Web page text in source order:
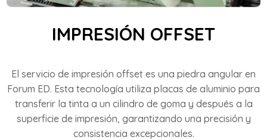
IMPRESIÓN OFFSET
El servicio de impresión offset es una piedra angular en
Forum ED. Esta tecnología utiliza placas de aluminio para
transferir la tinta a un cilindro de goma y después a la
superficie de impresión, garantizando una precisión y
consistencia excepcionales.